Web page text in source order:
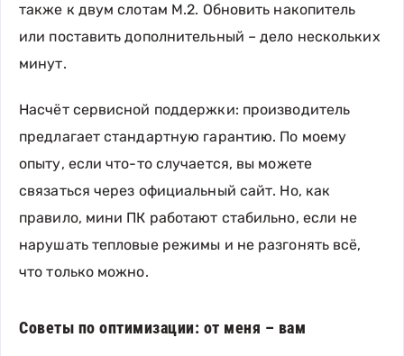
также к двум слотам M.2. Обновить накопитель
или поставить дополнительный – дело нескольких
минут.
Насчёт сервисной поддержки: производитель
предлагает стандартную гарантию. По моему
опыту, если что-то случается, вы можете
связаться через официальный сайт. Но, как
правило, мини ПК работают стабильно, если не
нарушать тепловые режимы и не разгонять всё,
что только можно.
Советы по оптимизации: от меня – вам